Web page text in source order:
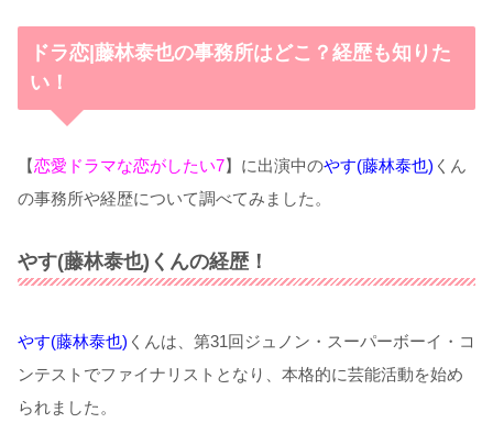
ドラ恋|藤林泰也の事務所はどこ？経歴も知りた
い！
【恋愛ドラマな恋がしたい7】に出演中のやす(藤林泰也) くん
の事務所や経歴について調べてみました。
やす(藤林泰也)くんの経歴！
やす(藤林泰也) くんは、第31回ジュノン・スーパーボーイ・コ
ンテストでファイナリストとなり、本格的に芸能活動を始め
られました。